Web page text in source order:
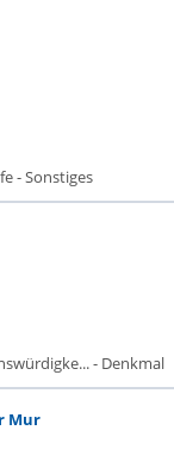
- Sonstiges
- Denkmal
Mur